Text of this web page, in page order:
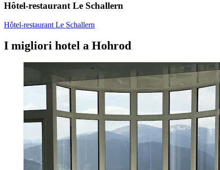
Hôtel-restaurant Le Schallern
Hôtel-restaurant Le Schallern
I migliori hotel a Hohrod